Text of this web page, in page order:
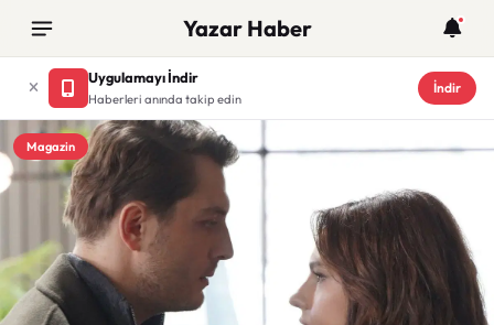
Yazar Haber
Uygulamayı İndir
Haberleri anında takip edin
İndir
Magazin